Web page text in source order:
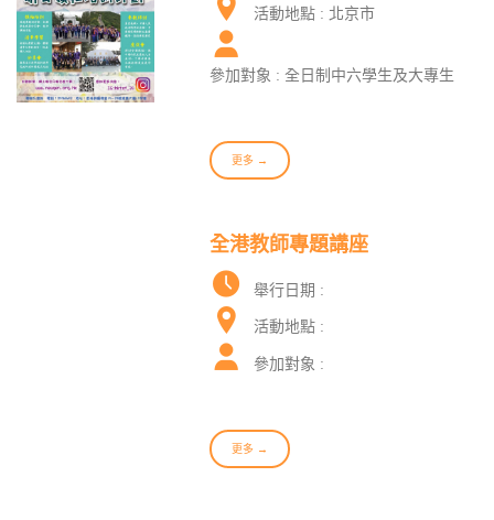
活動地點 : 北京市
參加對象 : 全日制中六學生及大專生
更多 →
全港教師專題講座
舉行日期 :
活動地點 :
參加對象 :
更多 →